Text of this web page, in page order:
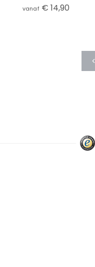
vanaf € 14,90